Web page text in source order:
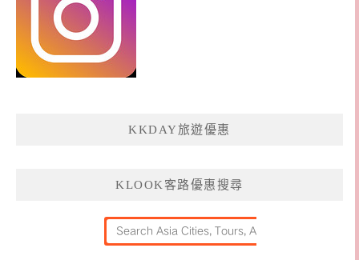
KKDAY旅遊優惠
KLOOK客路優惠搜尋